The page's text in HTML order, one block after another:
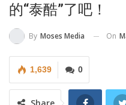
的“泰酷”了吧！
By Moses Media On
0
1,639